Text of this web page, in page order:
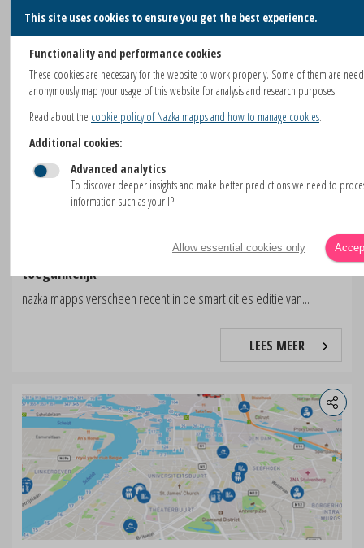
LEES MEER
Locatiegebaseerde informatie wordt beter
toegankelijk
nazka mapps verscheen recent in de smart cities editie van...
LEES MEER
This site uses cookies to ensure you get the best experience.
Functionality and performance cookies
These cookies are necessary for the website to work properly. Some of them are
anonymously map your usage of this website for analysis and research purposes.
Read about the cookie policy of Nazka mapps and how to manage cookies.
Additional cookies:
Advanced analytics
To discover deeper insights and make better predictions we need to
information such as your IP.
Allow essential cookies only